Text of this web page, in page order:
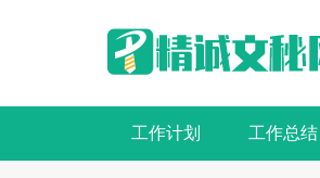
工作计划 工作总结